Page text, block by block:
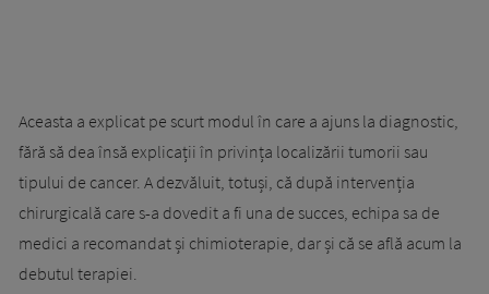
Aceasta a explicat pe scurt modul în care a ajuns la diagnostic,
fără să dea însă explicații în privința localizării tumorii sau
tipului de cancer. A dezvăluit, totuși, că după intervenția
chirurgicală care s-a dovedit a fi una de succes, echipa sa de
medici a recomandat și chimioterapie, dar și că se află acum la
debutul terapiei.